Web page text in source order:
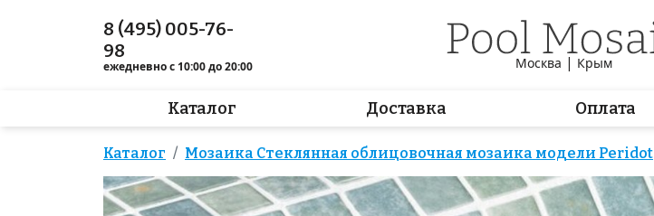
8 (495) 005-76-
98
ежедневно с 10:00 до 20:00 Москва | Крым
Каталог Доставка Оплата
Каталог Мозаика Стеклянная облицовочная мозаика модели Peridot